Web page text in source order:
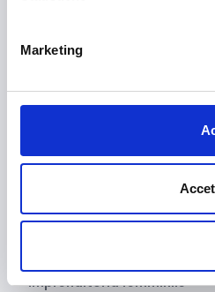
Marketing
Fiere ed eventi
Green economy
Imprenditoria femminile